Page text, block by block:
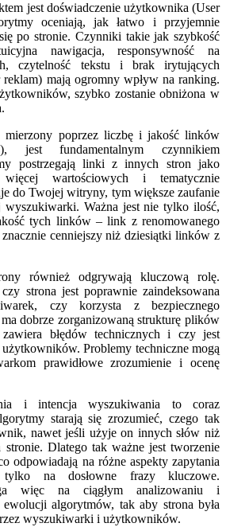
jest doświadczenie użytkownika (User
oceniają, jak łatwo i przyjemnie
po stronie. Czynniki takie jak szybkość
nawigacja, responsywność na
czytelność tekstu i brak irytujących
mają ogromny wpływ na ranking.
szybko zostanie obniżona w
mierzony poprzez liczbę i jakość linków
jest fundamentalnym czynnikiem
postrzegają linki z innych stron jako
wartościowych i tematycznie
do Twojej witryny, tym większe zaufanie
wyszukiwarki. Ważna jest nie tylko ilość,
tych linków – link z renomowanego
cenniejszy niż dziesiątki linków z
również odgrywają kluczową rolę.
strona jest poprawnie zaindeksowana
czy korzysta z bezpiecznego
dobrze zorganizowaną strukturę plików
błędów technicznych i czy jest
Problemy techniczne mogą
prawidłowe zrozumienie i ocenę
i intencja wyszukiwania to coraz
starają się zrozumieć, czego tak
nawet jeśli użyje on innych słów niż
Dlatego tak ważne jest tworzenie
odpowiadają na różne aspekty zapytania
na dosłowne frazy kluczowe.
więc na ciągłym analizowaniu i
algorytmów, tak aby strona była
wyszukiwarki i użytkowników.